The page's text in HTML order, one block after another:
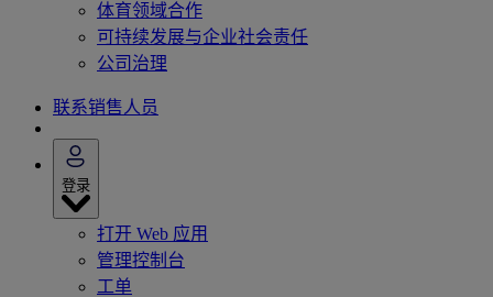
体育领域合作
可持续发展与企业社会责任
公司治理
联系销售人员
登录
打开 Web 应用
管理控制台
工单